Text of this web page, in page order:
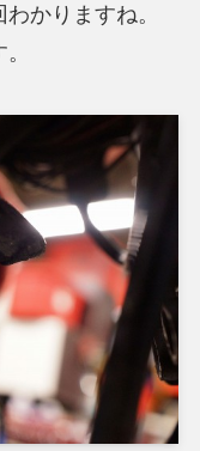
かりますね。